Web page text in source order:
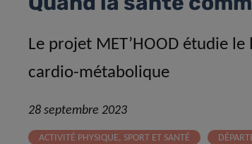
Le projet MET’HOOD étudie
cardio-métabolique
28 septembre 2023
ACTIVITÉ PHYSIQUE, SPORT ET SANTÉ